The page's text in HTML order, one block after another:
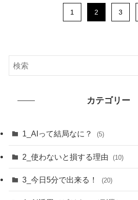
1 2 3
カテゴリー
1_AIって結局なに？ (5)
2_使わないと損する理由 (10)
3_今日5分で出来る！ (20)